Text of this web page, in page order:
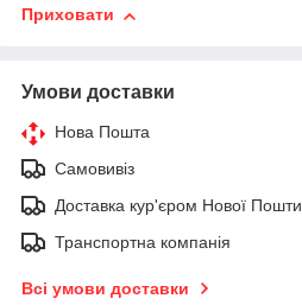
Приховати
Умови доставки
Нова Пошта
Самовивіз
Доставка кур'єром Нової Пошти
Транспортна компанія
Всі умови доставки